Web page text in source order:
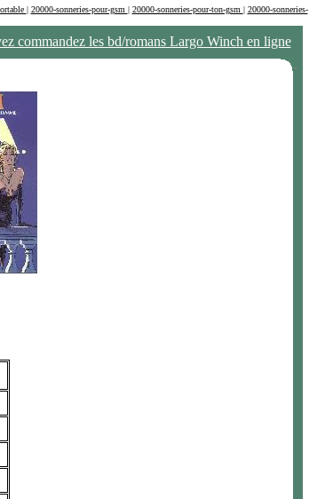
| 20000-sonneries-pour-gsm | 20000-sonneries-pour-ton-gsm | 20000-sonneries-
commandez les bd/romans Largo Winch en ligne
-